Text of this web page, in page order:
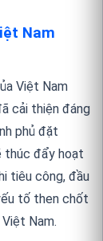
Nam
ủa Việt Nam
cải thiện đáng
nh phủ đặt
thúc đẩy hoạt
tiêu công, đầu
ếu tố then chốt
ệt Nam.